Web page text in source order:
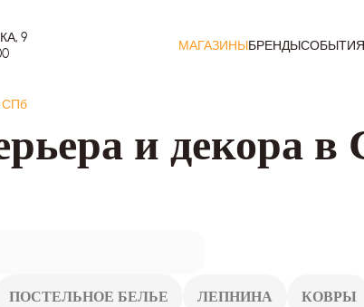
9
МАГАЗИНЫБРЕНДЫСОБЫТИЯ
СПб
и декора в
ПОСТЕЛЬНОЕ БЕЛЬЕ ЛЕПНИНА КОВРЫ